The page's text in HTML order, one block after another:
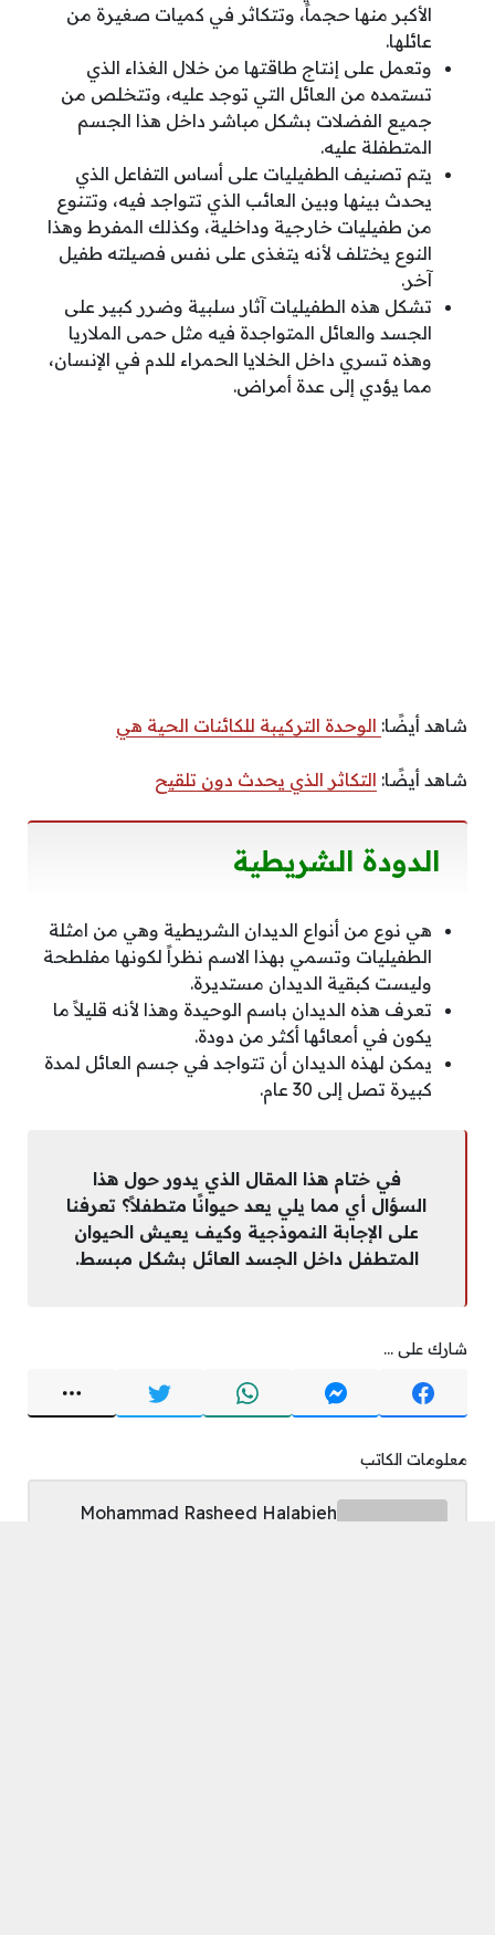
الأكبر منها حجماً، وتتكاثر في كميات صغيرة من
عائلها.
وتعمل على إنتاج طاقتها من خلال الغذاء الذي
تستمده من العائل التي توجد عليه، وتتخلص من
جميع الفضلات بشكل مباشر داخل هذا الجسم
المتطفلة عليه.
يتم تصنيف الطفيليات على أساس التفاعل الذي
يحدث بينها وبين العائب الذي تتواجد فيه، وتتنوع
من طفيليات خارجية وداخلية، وكذلك المفرط وهذا
النوع يختلف لأنه يتغذى على نفس فصيلته طفيل
آخر.
تشكل هذه الطفيليات آثار سلبية وضرر كبير على
الجسد والعائل المتواجدة فيه مثل حمى الملاريا
وهذه تسري داخل الخلايا الحمراء للدم في الإنسان،
مما يؤدي إلى عدة أمراض.
شاهد أيضًا: الوحدة التركيبة للكائنات الحية هي
شاهد أيضًا: التكاثر الذي يحدث دون تلقيح
الدودة الشريطية
هي نوع من أنواع الديدان الشريطية وهي من امثلة
الطفيليات وتسمي بهذا الاسم نظراً لكونها مفلطحة
وليست كبقية الديدان مستديرة.
تعرف هذه الديدان باسم الوحيدة وهذا لأنه قليلاً ما
يكون في أمعائها أكثر من دودة.
يمكن لهذه الديدان أن تتواجد في جسم العائل لمدة
كبيرة تصل إلى 30 عام.
في ختام هذا المقال الذي يدور حول هذا
السؤال أي مما يلي يعد حيوانًا متطفلاً؟ تعرفنا
على الإجابة النموذجية وكيف يعيش الحيوان
المتطفل داخل الجسد العائل بشكل مبسط.
شارك على ...
معلومات الكاتب
Mohammad Rasheed Halabieh